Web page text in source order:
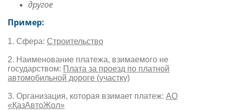
другое
Пример:
1. Сфера: Строительство
2. Наименование платежа, взимаемого не
государством: Плата за проезд по платной
автомобильной дороге (участку)
3. Организация, которая взимает платеж: АО
«ҚазАвтоЖол»